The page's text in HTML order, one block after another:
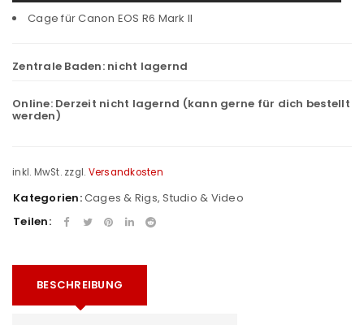
Cage für Canon EOS R6 Mark II
Zentrale Baden: nicht lagernd
Online: Derzeit nicht lagernd (kann gerne für dich bestellt
werden)
inkl. MwSt. zzgl. Versandkosten
Kategorien:Cages & Rigs,Studio & Video
Teilen:
BESCHREIBUNG